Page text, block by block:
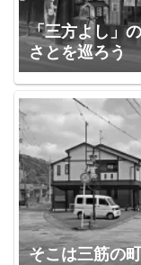
「三方よし」
さとを巡ろう
そこは三筋の